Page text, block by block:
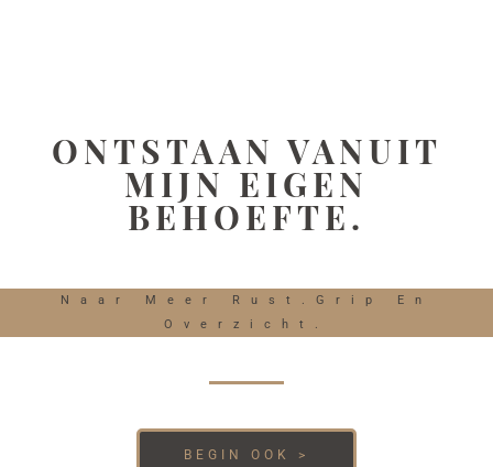
ONTSTAAN VANUIT
MIJN EIGEN
BEHOEFTE.
Naar Meer Rust.Grip En
Overzicht.
BEGIN OOK >